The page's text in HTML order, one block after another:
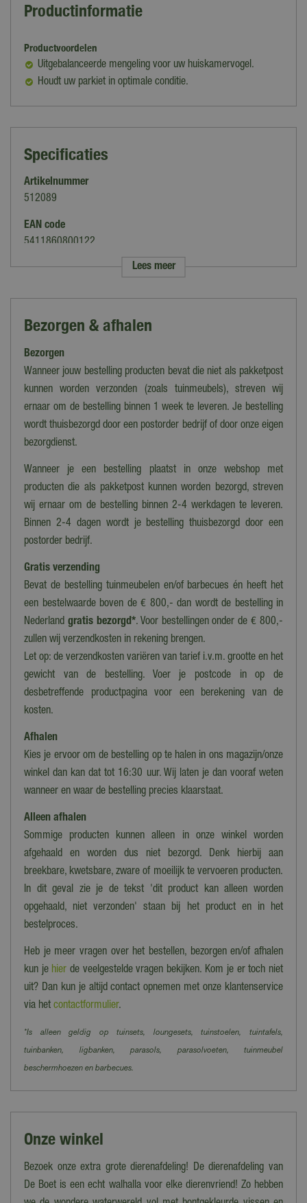
Productinformatie
Productvoordelen
Uitgebalanceerde mengeling voor uw huiskamervogel.
Houdt uw parkiet in optimale conditie.
Specificaties
Artikelnummer
512089
EAN code
5411860800122
Merk
Vogelvoer
Inhoud
4 kg
Lees meer
Bezorgen & afhalen
Bezorgen
Wanneer jouw bestelling producten bevat die niet als pakketpost
kunnen worden verzonden (zoals tuinmeubels), streven wij
ernaar om de bestelling binnen 1 week te leveren. Je bestelling
wordt thuisbezorgd door een postorder bedrijf of door onze eigen
bezorgdienst.
Wanneer je een bestelling plaatst in onze webshop met
producten die als pakketpost kunnen worden bezorgd, streven
wij ernaar om de bestelling binnen 2-4 werkdagen te leveren.
Binnen 2-4 dagen wordt je bestelling thuisbezorgd door een
postorder bedrijf.
Gratis verzending
Bevat de bestelling tuinmeubelen en/of barbecues én heeft het
een bestelwaarde boven de € 800,- dan wordt de bestelling in
Nederland gratis bezorgd*. Voor bestellingen onder de € 800,-
zullen wij verzendkosten in rekening brengen.
Let op: de verzendkosten variëren van tarief i.v.m. grootte en het
gewicht van de bestelling. Voer je postcode in op de
desbetreffende productpagina voor een berekening van de
kosten.
Afhalen
Kies je ervoor om de bestelling op te halen in ons magazijn/onze
winkel dan kan dat tot 16:30 uur. Wij laten je dan vooraf weten
wanneer en waar de bestelling precies klaarstaat.
Alleen afhalen
Sommige producten kunnen alleen in onze winkel worden
afgehaald en worden dus niet bezorgd. Denk hierbij aan
breekbare, kwetsbare, zware of moeilijk te vervoeren producten.
In dit geval zie je de tekst 'dit product kan alleen worden
opgehaald, niet verzonden' staan bij het product en in het
bestelproces.
Heb je meer vragen over het bestellen, bezorgen en/of afhalen
kun je hier de veelgestelde vragen bekijken. Kom je er toch niet
uit? Dan kun je altijd contact opnemen met onze klantenservice
via het contactformulier.
*Is alleen geldig op tuinsets, loungesets, tuinstoelen, tuintafels,
tuinbanken, ligbanken, parasols, parasolvoeten, tuinmeubel
beschermhoezen en barbecues.
Onze winkel
Bezoek onze extra grote dierenafdeling! De dierenafdeling van
De Boet is een echt walhalla voor elke dierenvriend! Zo hebben